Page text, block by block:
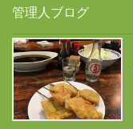
管理人ブログ